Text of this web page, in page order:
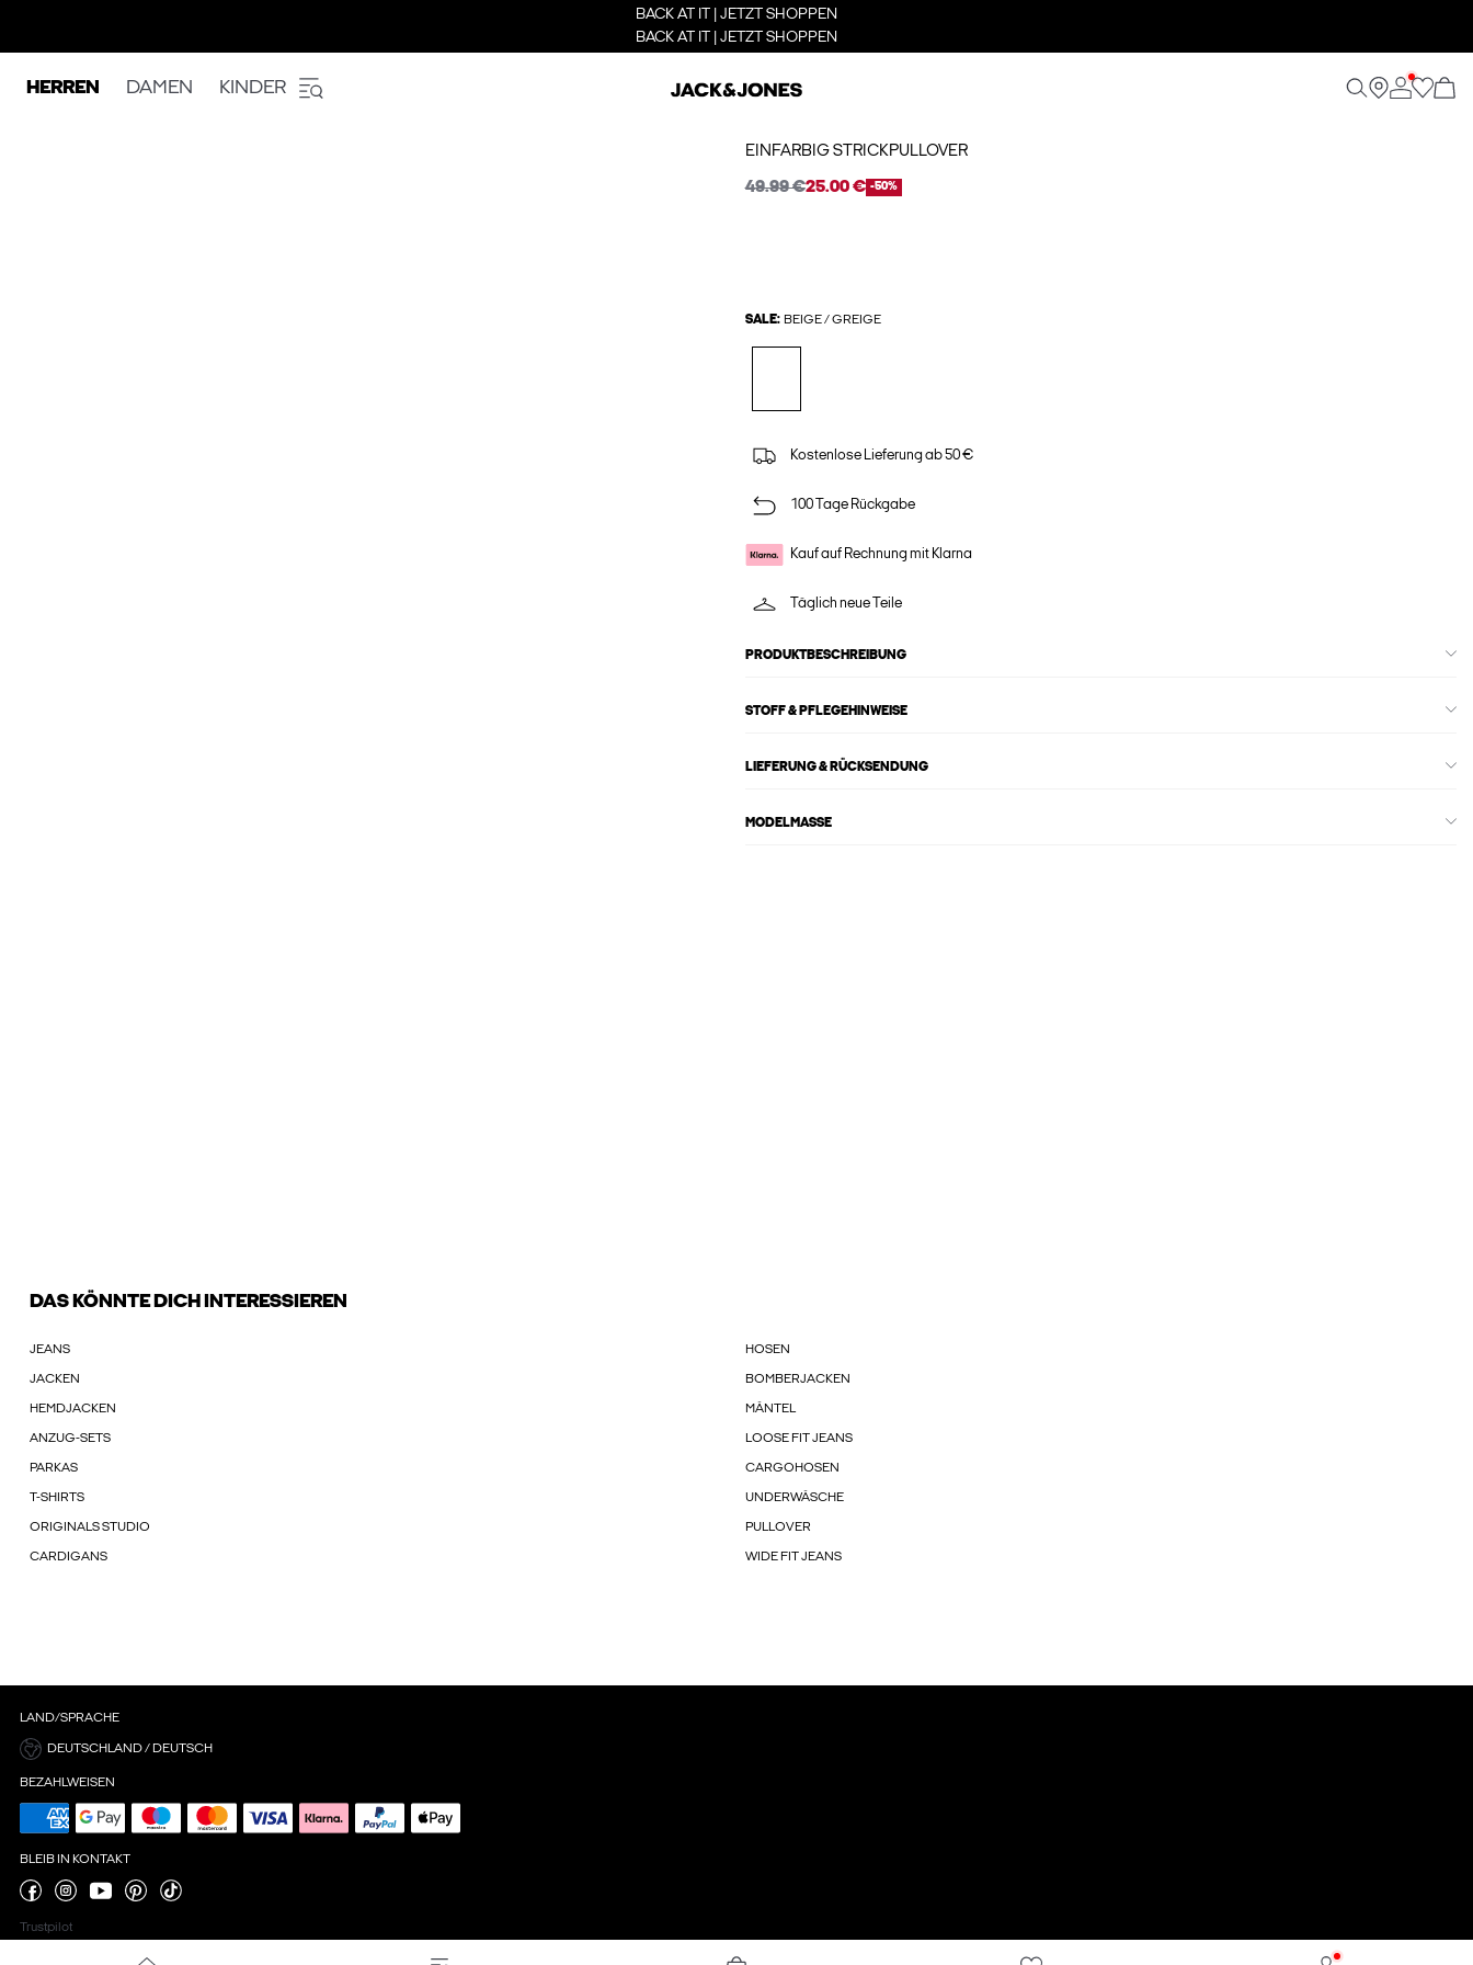
BACK AT IT | JETZT SHOPPEN
BACK AT IT | JETZT SHOPPEN
HERREN DAMEN KINDER
EINFARBIG STRICKPULLOVER
49.99 €25.00 € -50%
SALE: BEIGE / GREIGE
Kostenlose Lieferung ab 50 €
100 Tage Rückgabe
Kauf auf Rechnung mit Klarna
Täglich neue Teile
PRODUKTBESCHREIBUNG
STOFF & PFLEGEHINWEISE
LIEFERUNG & RÜCKSENDUNG
MODELMASSE
DAS KÖNNTE DICH INTERESSIEREN
JEANS HOSEN
JACKEN BOMBERJACKEN
HEMDJACKEN MÄNTEL
ANZUG-SETS LOOSE FIT JEANS
PARKAS CARGOHOSEN
T-SHIRTS UNDERWÄSCHE
ORIGINALS STUDIO PULLOVER
CARDIGANS WIDE FIT JEANS
LAND/SPRACHE
DEUTSCHLAND / DEUTSCH
BEZAHLWEISEN
BLEIB IN KONTAKT
Trustpilot